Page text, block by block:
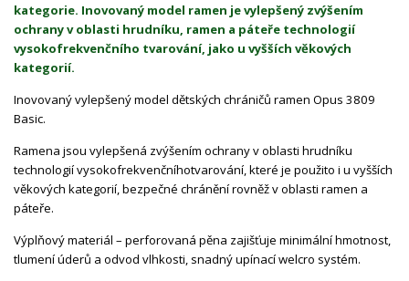
kategorie. Inovovaný model ramen je vylepšený zvýšením
ochrany v oblasti hrudníku, ramen a páteře technologií
vysokofrekvenčního tvarování, jako u vyšších věkových
kategorií.
Inovovaný vylepšený model dětských chráničů ramen Opus 3809
Basic.
Ramena jsou vylepšená zvýšením ochrany v oblasti hrudníku
technologií vysokofrekvenčníhotvarování, které je použito i u vyšších
věkových kategorií, bezpečné chránění rovněž v oblasti ramen a
páteře.
Výplňový materiál – perforovaná pěna zajišťuje minimální hmotnost,
tlumení úderů a odvod vlhkosti, snadný upínací welcro systém.